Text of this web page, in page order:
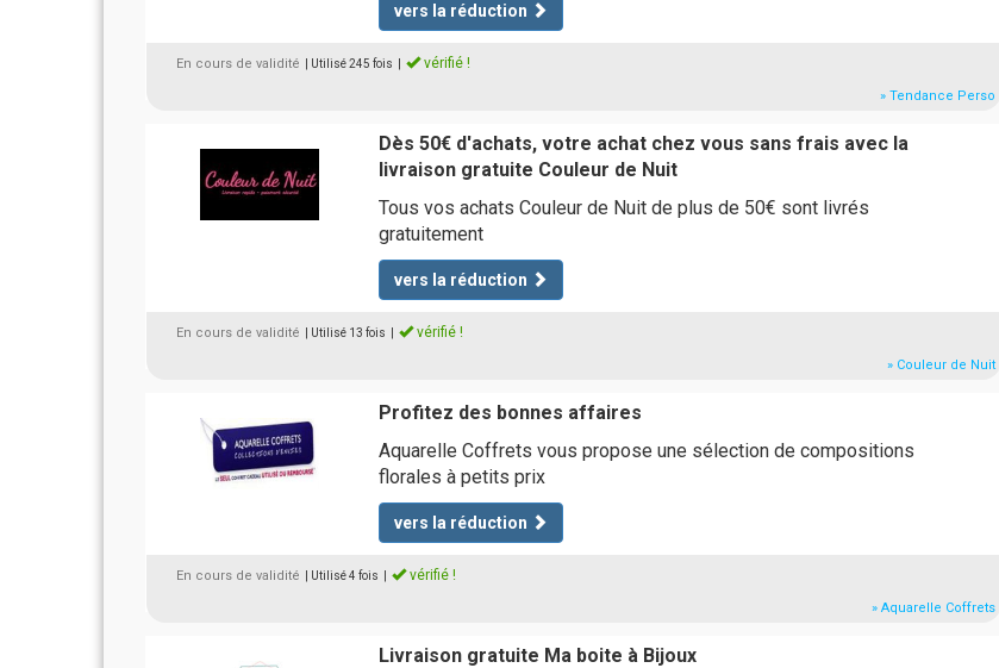
vers la réduction
En cours de validité | Utilisé 245 fois vérifié !
» Tendance Perso
Dès 50€ d'achats, votre achat chez vous sans frais avec la
livraison gratuite Couleur de Nuit
Tous vos achats Couleur de Nuit de plus de 50€ sont livrés
gratuitement
vers la réduction
En cours de validité | Utilisé 13 fois vérifié !
» Couleur de Nuit
Profitez des bonnes affaires
Aquarelle Coffrets vous propose une sélection de compositions
florales à petits prix
vers la réduction
En cours de validité | Utilisé 4 fois vérifié !
» Aquarelle Coffrets
Livraison gratuite Ma boite à Bijoux